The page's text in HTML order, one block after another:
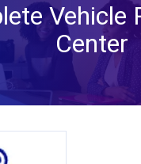
Vehicle
Center